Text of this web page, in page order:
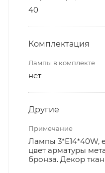
40
Комплектация
Лампы в комплекте
нет
Другие
Примечание
Лампы 3*E14*40W,
цвет арматуры
бронза. Декор